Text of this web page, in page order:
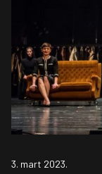
3. mart 2023.